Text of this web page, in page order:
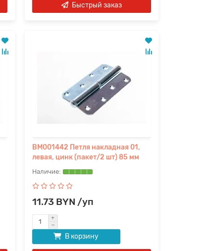
Быстрый заказ
BM001442 Петля накладная 01,
левая, цинк (пакет/2 шт) 85 мм
11.73 BYN /уп
В корзину